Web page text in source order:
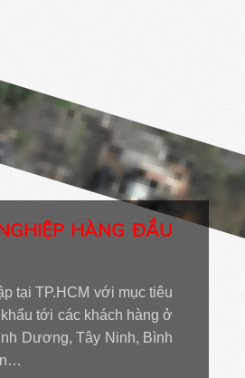
HÀNG ĐẦU
tại TP.HCM với mục tiêu
tới các khách hàng ở
Dương, Tây Ninh, Bình